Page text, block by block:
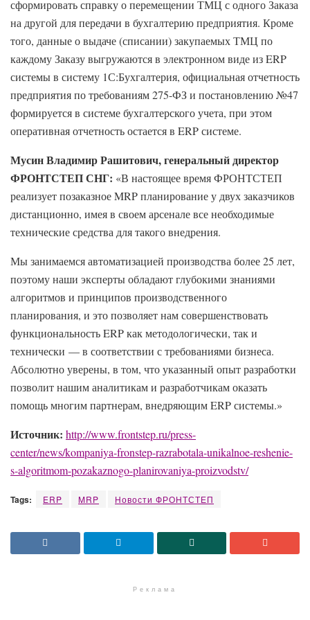
сформировать справку о перемещении ТМЦ с одного Заказа
на другой для передачи в бухгалтерию предприятия. Кроме
того, данные о выдаче (списании) закупаемых ТМЦ по
каждому Заказу выгружаются в электронном виде из ERP
системы в систему 1С:Бухгалтерия, официальная отчетность
предприятия по требованиям 275-ФЗ и постановлению №47
формируется в системе бухгалтерского учета, при этом
оперативная отчетность остается в ERP системе.
Мусин Владимир Рашитович, генеральный директор
ФРОНТСТЕП СНГ: «В настоящее время ФРОНТСТЕП
реализует позаказное MRP планирование у двух заказчиков
дистанционно, имея в своем арсенале все необходимые
технические средства для такого внедрения.
Мы занимаемся автоматизацией производства более 25 лет,
поэтому наши эксперты обладают глубокими знаниями
алгоритмов и принципов производственного
планирования, и это позволяет нам совершенствовать
функциональность ERP как методологически, так и
технически — в соответствии с требованиями бизнеса.
Абсолютно уверены, в том, что указанный опыт разработки
позволит нашим аналитикам и разработчикам оказать
помощь многим партнерам, внедряющим ERP системы.»
Источник: http://www.frontstep.ru/press-
center/news/kompaniya-fronstep-razrabotala-unikalnoe-reshenie-
s-algoritmom-pozakaznogo-planirovaniya-proizvodstv/
Tags: ERP MRP Новости ФРОНТСТЕП
Реклама